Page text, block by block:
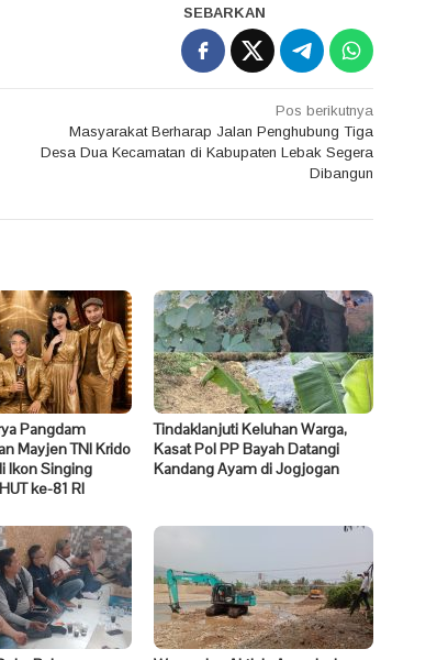
SEBARKAN
Pos berikutnya
Masyarakat Berharap Jalan Penghubung Tiga
Desa Dua Kecamatan di Kabupaten Lebak Segera
Dibangun
Pangdam
Mayjen TNI Krido
Ikon Singing
ke-81 RI
Tindaklanjuti Keluhan Warga,
Kasat Pol PP Bayah Datangi
Kandang Ayam di Jogjogan